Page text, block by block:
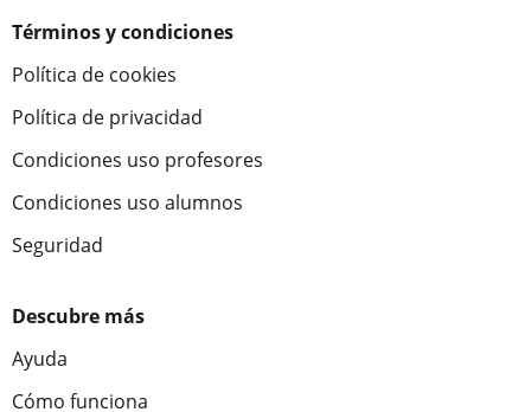
Términos y condiciones
Política de cookies
Política de privacidad
Condiciones uso profesores
Condiciones uso alumnos
Seguridad
Descubre más
Ayuda
Cómo funciona